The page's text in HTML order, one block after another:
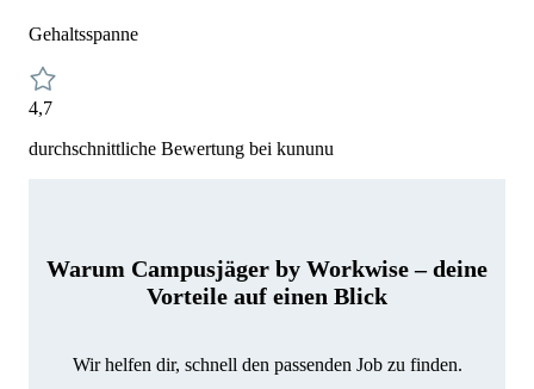
Gehaltsspanne
4,7
durchschnittliche Bewertung bei kununu
Warum Campusjäger by Workwise – deine
Vorteile auf einen Blick
Wir helfen dir, schnell den passenden Job zu finden.